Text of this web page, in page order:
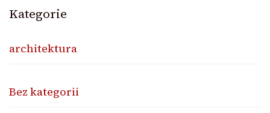
Kategorie
architektura
Bez kategorii